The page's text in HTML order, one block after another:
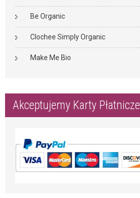
Be Organic
Clochee Simply Organic
Make Me Bio
Akceptujemy Karty Płatnicze